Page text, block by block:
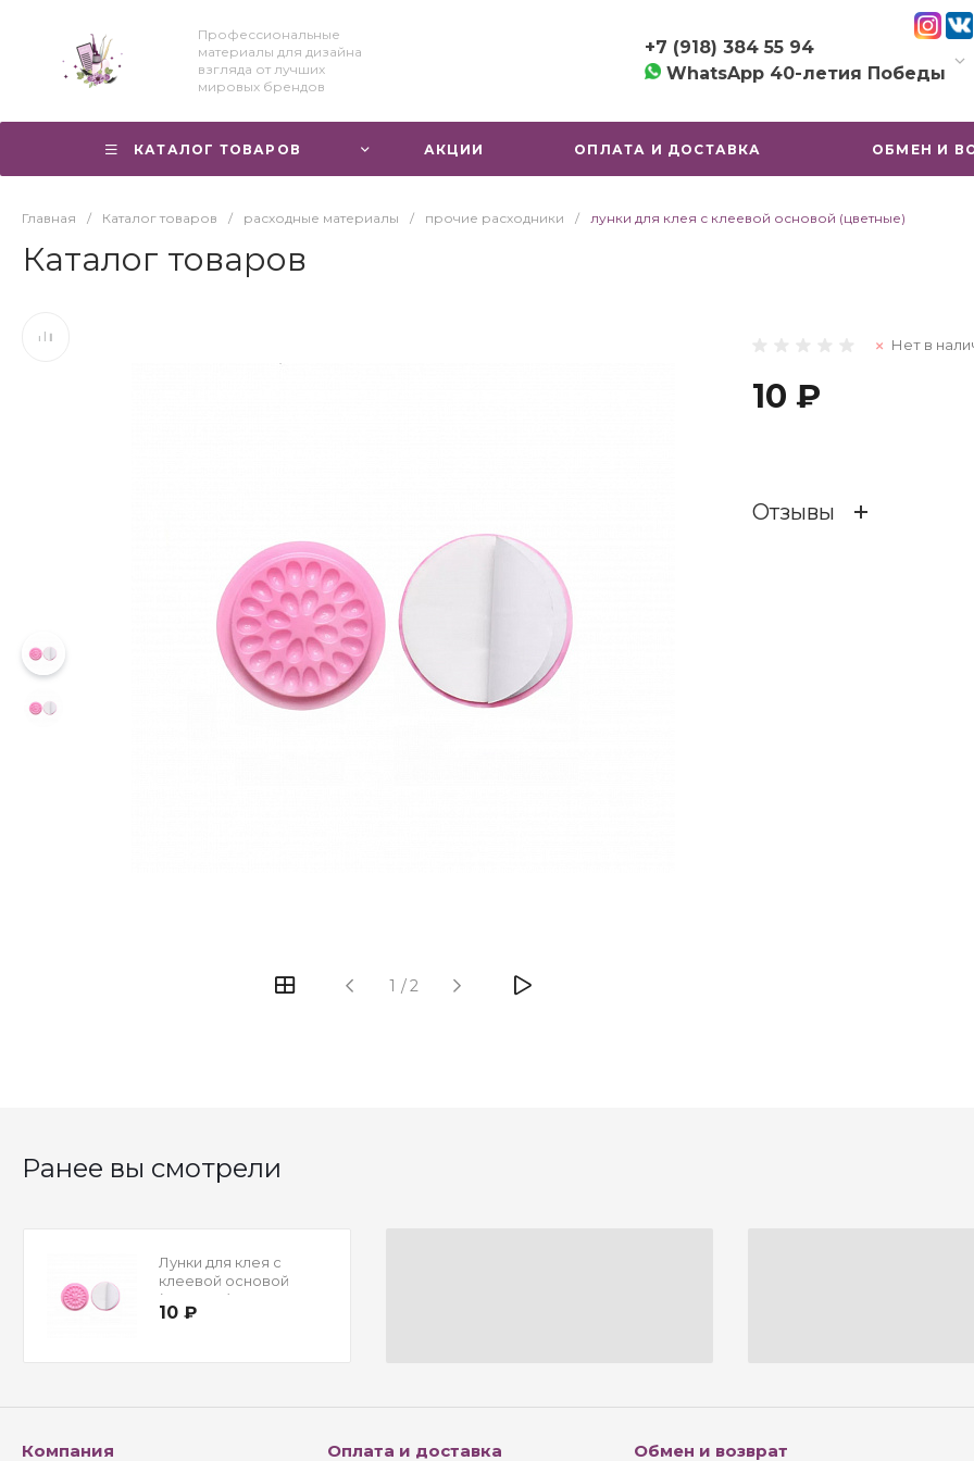
Профессиональные
материалы для дизайна
взгляда от лучших
мировых брендов
+7 (918) 384 55 94
WhatsApp 40-летия Победы
+7 (918) 384 55 94
г. Краснодар, ул. имени
КАТАЛОГ ТОВАРОВ АКЦИИ ОПЛАТА И ДОСТАВКА ОБМЕН И
Главная / Каталог товаров / расходные материалы / прочие расходники / лунки для клея с клеевой основой (цветные)
Каталог товаров
1 /2
Нет в
10 ₽
Отзывы
Ранее вы смотрели
Лунки для клея с
клеевой основой
(цветные)
10 ₽
Компания Оплата и доставка Обмен и возврат